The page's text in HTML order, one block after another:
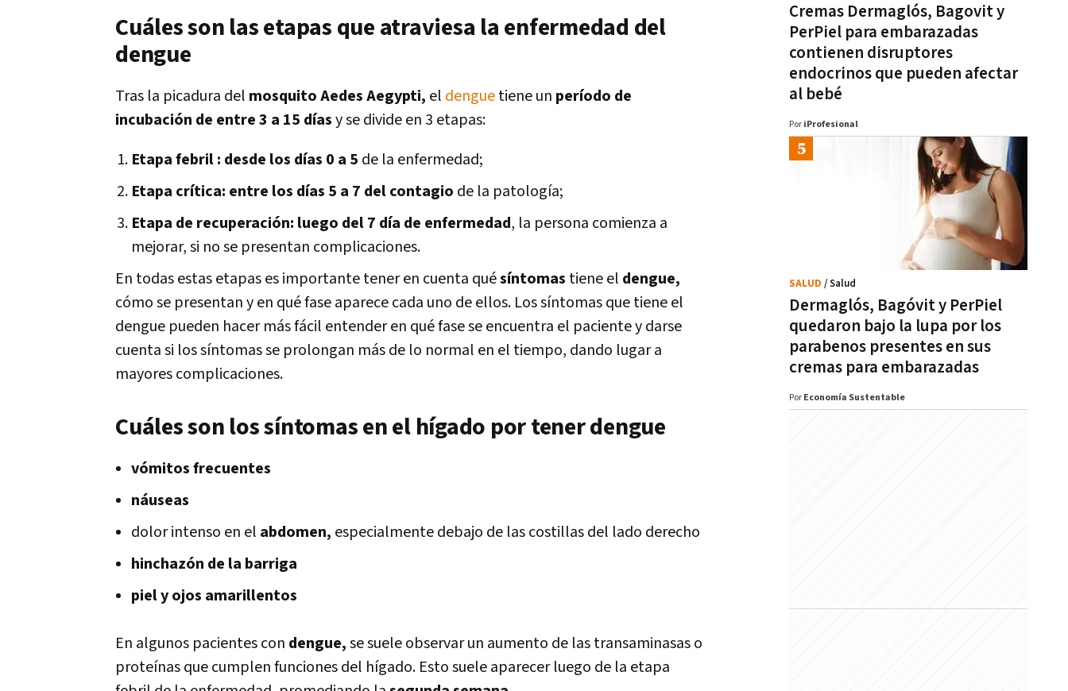
Cuáles son las etapas que atraviesa la enfermedad del
dengue
Tras la picadura del mosquito Aedes Aegypti, el denguetiene un período de
incubación de entre 3 a 15 díasy se divide en 3 etapas:
Etapa febril : desde los días 0 a 5 de la enfermedad;
Etapa crítica: entre los días 5 a 7 del contagio de la patología;
Etapa de recuperación: luego del 7 día de enfermedad, la persona comienza a
mejorar, si no se presentan complicaciones.
En todas estas etapas es importante tener en cuenta quésíntomas tiene el dengue,
cómo se presentan y en qué fase aparece cada uno de ellos. Los síntomas que tiene el
dengue pueden hacer más fácil entender en qué fase se encuentra el paciente y darse
cuenta si los síntomas se prolongan más de lo normal en el tiempo, dando lugar a
mayores complicaciones.
Cuáles son los síntomas en el hígado por tener dengue
vómitos frecuentes
náuseas
dolor intenso en el abdomen, especialmente debajo de las costillas del lado derecho
hinchazón de la barriga
piel y ojos amarillentos
En algunos pacientes con dengue,se suele observar un aumento de las transaminasas o
proteínas que cumplen funciones del hígado. Estosuele aparecer luego de la etapa
Cremas Dermaglós, Bagovit y
PerPiel para embarazadas
contienen disruptores
endocrinos que pueden afectar
al bebé
Por iProfesional
Dermaglós, Bagóvit y PerPiel
quedaron bajo la lupa por los
parabenos presentes en sus
cremas para embarazadas
SALUD / Salud
Por Economía Sustentable